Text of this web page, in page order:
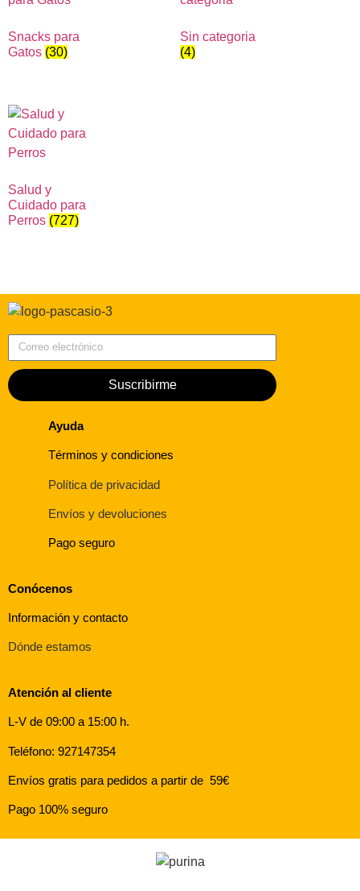
Snacks para
Gatos (30)
Sin categoria
(4)
Salud y
Cuidado para
Perros (727)
Suscribirme
Ayuda
Términos y condiciones
Política de privacidad
Envíos y devoluciones
Pago seguro
Conócenos
Información y contacto
Dónde estamos
Atención al cliente
L-V de 09:00 a 15:00 h.
Teléfono: 927147354
Envíos gratis para pedidos a partir de 59€
Pago 100% seguro